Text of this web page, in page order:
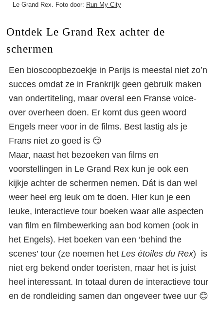
Le Grand Rex. Foto door: Run My City
Ontdek Le Grand Rex achter de
schermen
Een bioscoopbezoekje in Parijs is meestal niet zo’n
succes omdat ze in Frankrijk geen gebruik maken
van ondertiteling, maar overal een Franse voice-
over overheen doen. Er komt dus geen woord
Engels meer voor in de films. Best lastig als je
Frans niet zo goed is 😏
Maar, naast het bezoeken van films en
voorstellingen in Le Grand Rex kun je ook een
kijkje achter de schermen nemen. Dát is dan wel
weer heel erg leuk om te doen. Hier kun je een
leuke, interactieve tour boeken waar alle aspecten
van film en filmbewerking aan bod komen (ook in
het Engels). Het boeken van een ‘behind the
scenes’ tour (ze noemen het Les étoiles du Rex) is
niet erg bekend onder toeristen, maar het is juist
heel interessant. In totaal duren de interactieve tour
en de rondleiding samen dan ongeveer twee uur 😊